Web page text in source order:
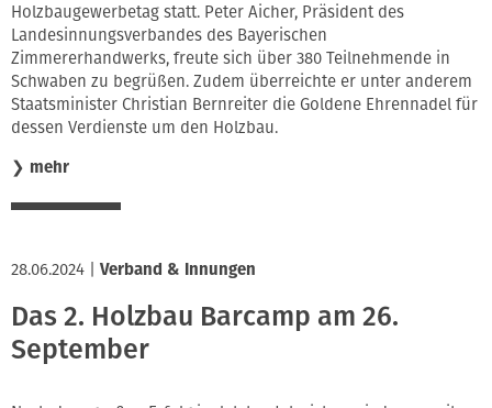
Holzbaugewerbetag statt. Peter Aicher, Präsident des
Landesinnungsverbandes des Bayerischen
Zimmererhandwerks, freute sich über 380 Teilnehmende in
Schwaben zu begrüßen. Zudem überreichte er unter anderem
Staatsminister Christian Bernreiter die Goldene Ehrennadel für
dessen Verdienste um den Holzbau.
❯ mehr
28.06.2024 Verband & Innungen
Das 2. Holzbau Barcamp am 26.
September